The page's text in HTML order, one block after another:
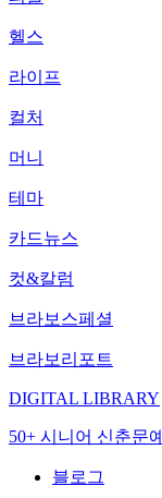
헬스
라이프
컬처
머니
테마
카드뉴스
컷&칼럼
브라보스페셜
브라보리포트
DIGITAL LIBRARY
50+ 시니어 신춘문예
블로그